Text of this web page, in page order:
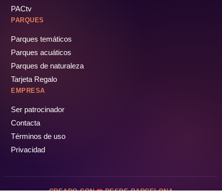
PACtv
PARQUES
Parques temáticos
Parques acuáticos
Parques de naturaleza
Tarjeta Regalo
EMPRESA
Ser patrocinador
Contacta
Términos de uso
Privacidad
CREADO CON DESDE BARCELONA